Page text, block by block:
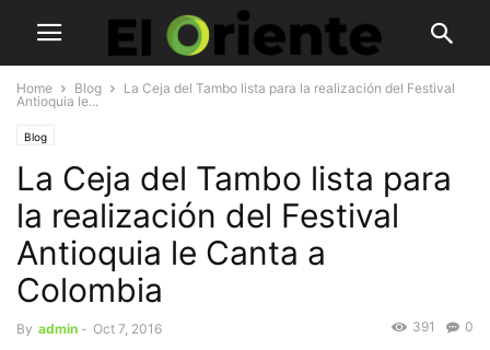
Home Blog
La Ceja del Tambo lista para la realización del Festival
Antioquia le...
Blog
La Ceja del Tambo lista para
la realización del Festival
Antioquia le Canta a
Colombia
By admin - Oct 7, 2016 0
391